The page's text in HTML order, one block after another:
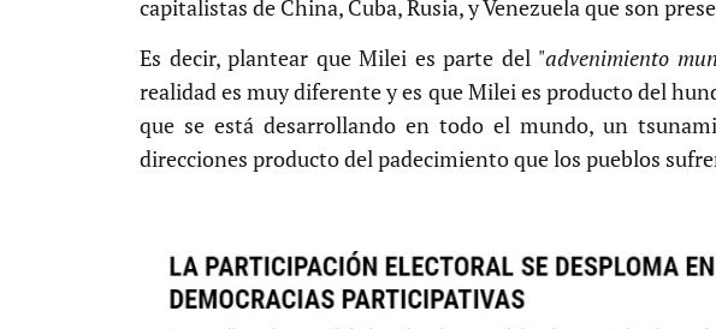
capitalistas de China, Cuba, Rusia, y Venezuela que son
Es decir, plantear que Milei es parte del "advenimiento
realidad es muy diferente y es que Milei es producto del
que se está desarrollando en todo el mundo, un
direcciones producto del padecimiento que los pueblos